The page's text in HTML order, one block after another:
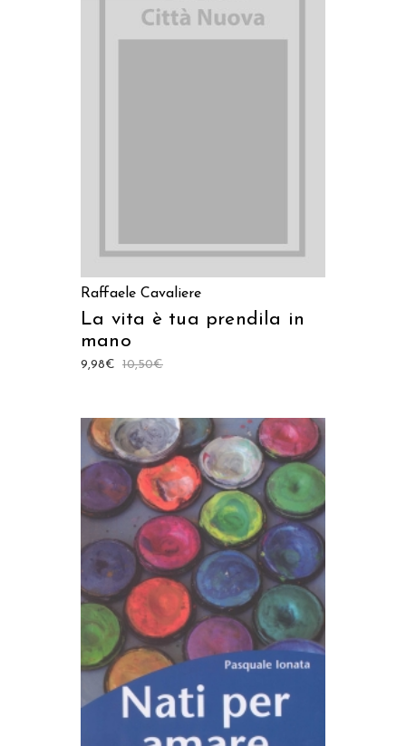
Raffaele Cavaliere
La vita è tua prendila in
mano
10,50€
9,98€
AGGIUNGI AL CARRELLO